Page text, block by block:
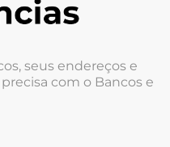
seus endereços e
com o Bancos e